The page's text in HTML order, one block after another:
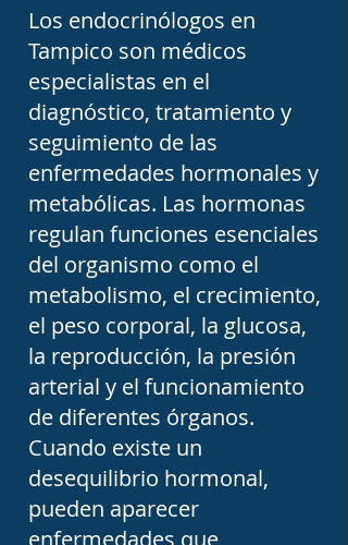
una evaluación
endocrinológica
especializada debido a
que pueden afectar la
presión arterial, el
metabolismo, el peso
corporal y múltiples
órganos.
Los endocrinólogos
también diagnostican
enfermedades de las
glándulas paratiroides,
responsables del equilibrio
del calcio y el fósforo. El
Los endocrinólogos en
Tampico son médicos
especialistas en el
diagnóstico, tratamiento y
seguimiento de las
enfermedades hormonales y
metabólicas. Las hormonas
regulan funciones esenciales
del organismo como el
metabolismo, el crecimiento,
el peso corporal, la glucosa,
la reproducción, la presión
arterial y el funcionamiento
de diferentes órganos.
Cuando existe un
desequilibrio hormonal,
pueden aparecer
enfermedades que